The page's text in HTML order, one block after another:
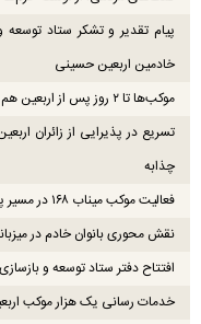
پیام تقدیر و تشکر ستاد توسعه
خادمین اربعین حسینی
موکب‌ها تا ۲ روز پس از اربعین هم به زائران خدمت‌رسانی می‌کنند
تسریع در پذیرایی از زائران
چذابه
فعالیت موکب میناب ۱۶۸ در مسیر پیاده روی اربعین
نقش محوری بانوان خادم در
افتتاح دفتر ستاد توسعه و
خدمات رسانی یک هزار موکب